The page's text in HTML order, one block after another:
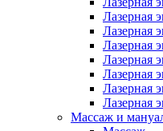
Лазерная
Лазерная
Лазерная
Лазерная
Лазерная
Лазерная
Лазерная
Массаж и